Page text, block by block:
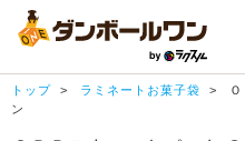
トップ ラミネートお菓子袋
ン